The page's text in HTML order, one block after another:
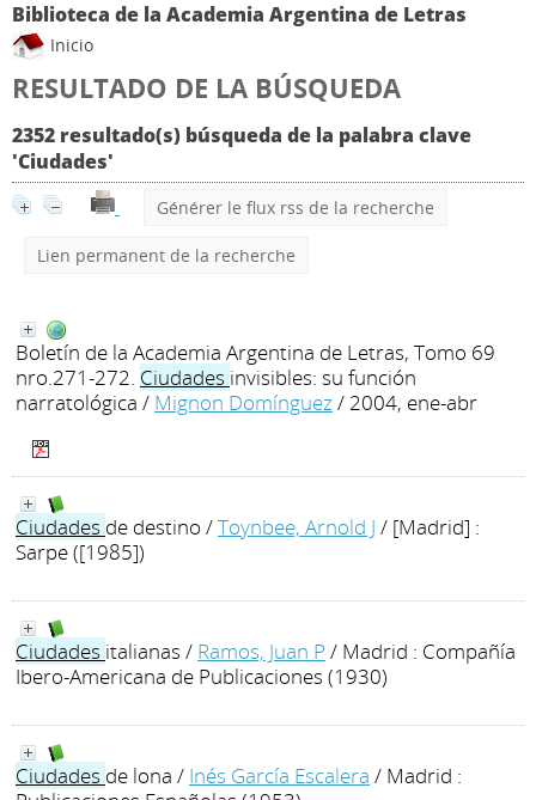
Biblioteca de la Academia Argentina de Letras
Inicio
RESULTADO DE LA BÚSQUEDA
2352 resultado(s) búsqueda de la palabra clave
'Ciudades'
Générer le flux rss de la recherche
Lien permanent de la recherche
Boletín de la Academia Argentina de Letras, Tomo 69
nro.271-272. Ciudades invisibles: su función
narratológica / Mignon Domínguez/ 2004, ene-abr
Ciudades de destino /Toynbee, Arnold J / [Madrid] :
Sarpe ([1985])
Ciudades italianas / Ramos, Juan P / Madrid : Compañía
Ibero-Americana de Publicaciones (1930)
Ciudades de lona / Inés García Escalera / Madrid :